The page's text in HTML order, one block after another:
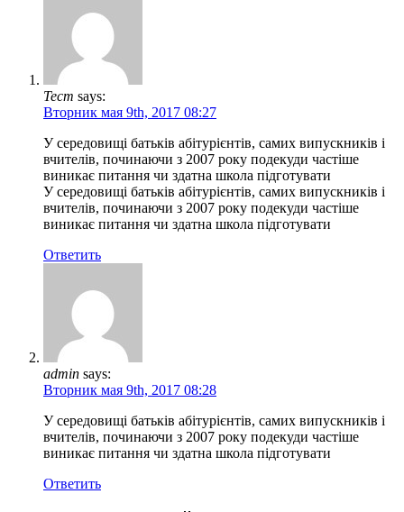
Тест says:
Вторник мая 9th, 2017 08:27
У середовищі батьків абітурієнтів, самих випускників і
вчителів, починаючи з 2007 року подекуди частіше
виникає питання чи здатна школа підготувати
У середовищі батьків абітурієнтів, самих випускників і
вчителів, починаючи з 2007 року подекуди частіше
виникає питання чи здатна школа підготувати
Ответить
admin says:
Вторник мая 9th, 2017 08:28
У середовищі батьків абітурієнтів, самих випускників і
вчителів, починаючи з 2007 року подекуди частіше
виникає питання чи здатна школа підготувати
Ответить